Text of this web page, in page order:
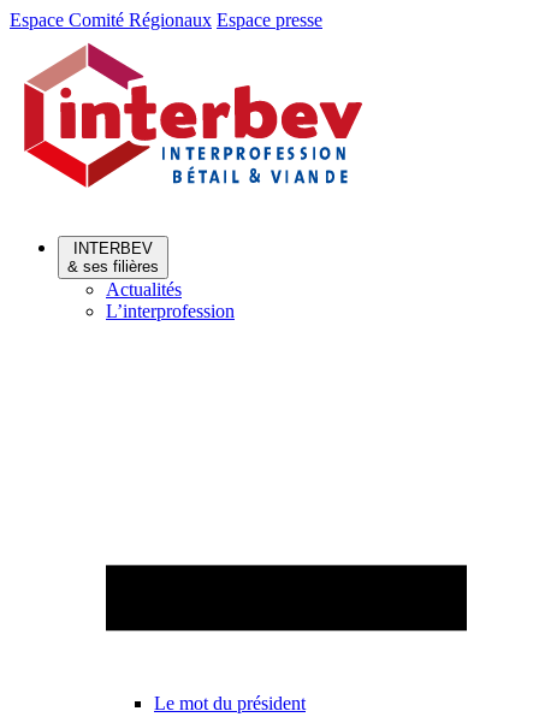
Aller
Aller
contenu
Espace Comité Régionaux Espace presse
INTERBEV
& ses filières
Actualités
L’interprofession
Le mot du président